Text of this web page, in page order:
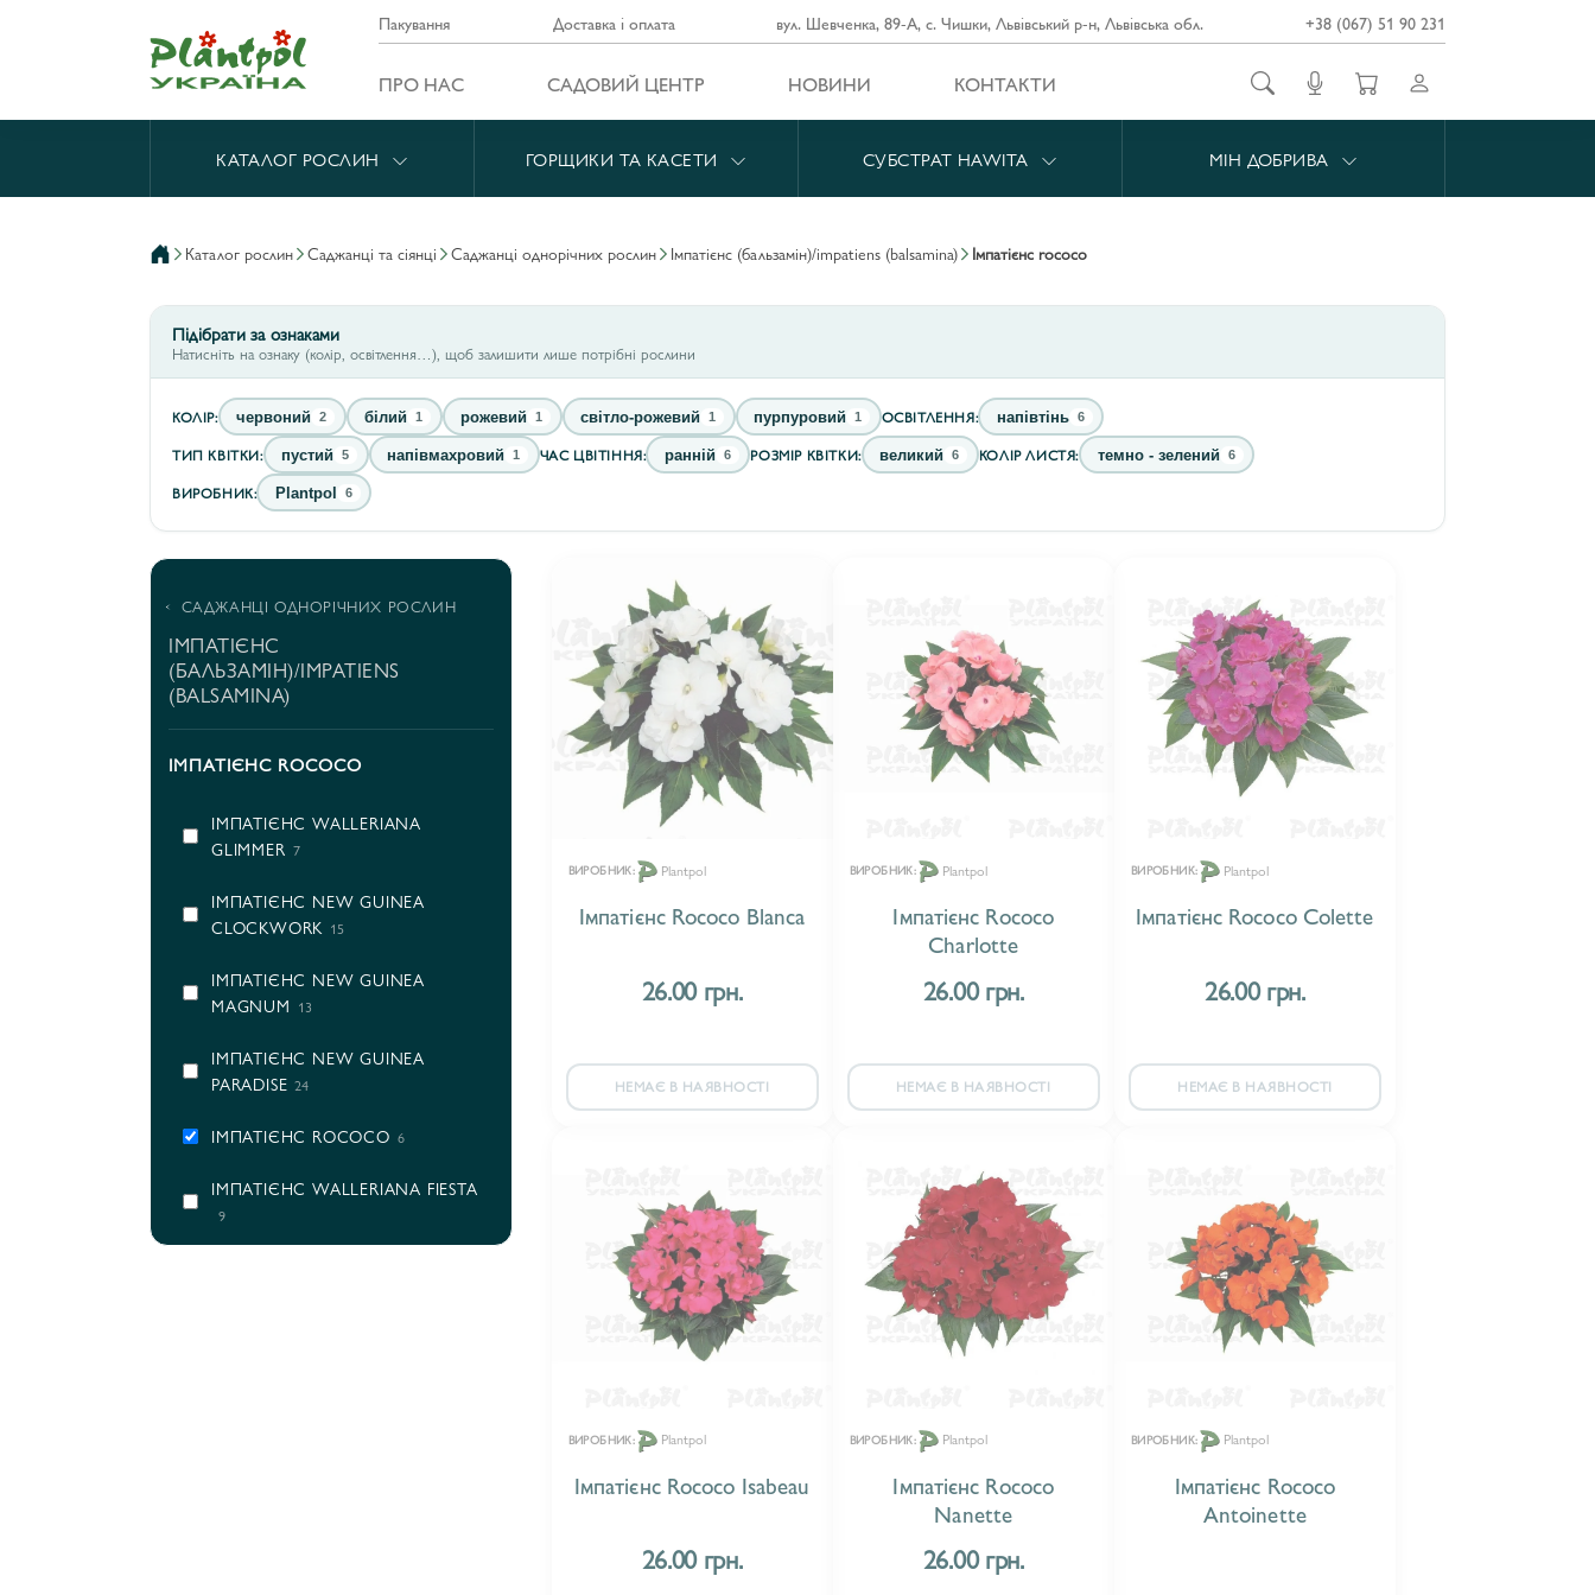
Пакування Доставка і оплата вул. Шевченка, 89-А, с. Чишки, Львівський р-н, Львівська обл. +38 (067) 51 90 231
ПРО НАС САДОВИЙ ЦЕНТР НОВИНИ КОНТАКТИ
КАТАЛОГ РОСЛИН ГОРЩИКИ ТА КАСЕТИ СУБСТРАТ HAWITA МІН ДОБРИВА
каталог рослин саджанці та сіянці саджанці однорічних рослин імпатієнс (бальзамін)/impatiens (balsamina) імпатієнс rococo
Підібрати за ознаками
Натисніть на ознаку (колір, освітлення…), щоб залишити лише потрібні рослини
КОЛІР: червоний 2 білий 1 рожевий 1 світло-рожевий 1 пурпуровий 1 ОСВІТЛЕННЯ: напівтінь 6
ТИП КВІТКИ: пустий 5 напівмахровий 1 ЧАС ЦВІТІННЯ: ранній 6 РОЗМІР КВІТКИ: великий 6 КОЛІР ЛИСТЯ: темно - зелений 6
ВИРОБНИК: Plantpol 6
САДЖАНЦІ ОДНОРІЧНИХ РОСЛИН
ІМПАТІЄНС
(БАЛЬЗАМІН)/IMPATIENS
(BALSAMINA)
ІМПАТІЄНС ROCOCO
ІМПАТІЄНС WALLERIANA
GLIMMER 7
ІМПАТІЄНС NEW GUINEA
CLOCKWORK 15
ІМПАТІЄНС NEW GUINEA
MAGNUM 13
ІМПАТІЄНС NEW GUINEA
PARADISE 24
ІМПАТІЄНС ROCOCO 6
ІМПАТІЄНС WALLERIANA FIESTA
9
ВИРОБНИК: Plantpol
Імпатієнс Rococo Blanca
26.00 грн.
НЕМАЄ В НАЯВНОСТІ
ВИРОБНИК: Plantpol
Імпатієнс Rococo
Charlotte
26.00 грн.
НЕМАЄ В НАЯВНОСТІ
ВИРОБНИК: Plantpol
Імпатієнс Rococo Colette
26.00 грн.
НЕМАЄ В НАЯВНОСТІ
ВИРОБНИК: Plantpol
Імпатієнс Rococo Isabeau
26.00 грн.
ВИРОБНИК: Plantpol
Імпатієнс Rococo
Nanette
26.00 грн.
ВИРОБНИК: Plantpol
Імпатієнс Roсoсo
Antoinette